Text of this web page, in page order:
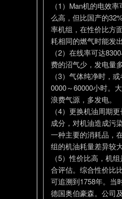
（1）Man机的电效
么高，但比国产的
率机组，在性价比方
耗相同的燃气时能发
（2）在线率可达
费的沼气少，发电量
（3）气体纯净时，
0000～60000小时。
浪费气源，多发电。
（4）更换机油周期
成分，对机油造成污
一种主要的消耗品，
组的机油耗量差异较
（5）性价比高，机
合评估。综合性价比
可追溯到1758年。当
德国奥伯豪森。公司